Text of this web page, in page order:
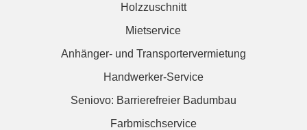
Holzzuschnitt
Mietservice
Anhänger- und Transportervermietung
Handwerker-Service
Seniovo: Barrierefreier Badumbau
Farbmischservice